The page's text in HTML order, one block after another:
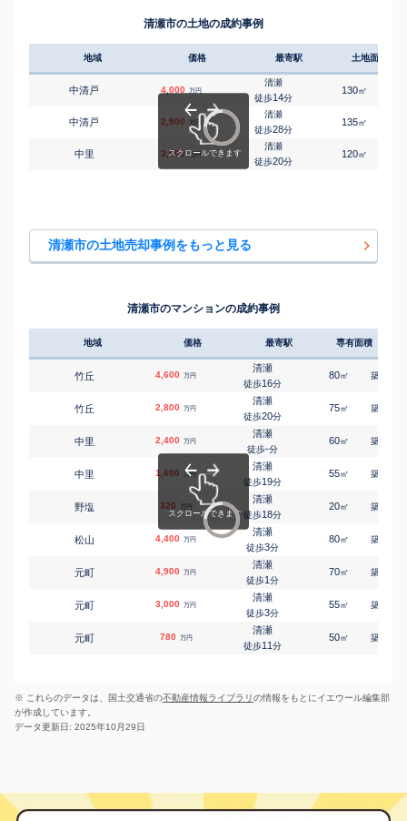
清瀬
徒歩15分
中里 5,300 万円
18分
130㎡ 100
万円
清瀬
20分
万円
清瀬
21分
3,200
秋津
野塩 5,000 万円
徒歩
120㎡
野塩 5,000 万円 120㎡ 100
徒歩6分
清瀬市の土地の成約事例
地域 価格 最寄駅 土地面積
中清戸 4,000 万円
清瀬
徒歩14分
130㎡
中清戸 2,900 万円
清瀬
徒歩28分
135㎡
中里 3,900 万円
清瀬
徒歩20分
120㎡
清瀬市の土地売却事例をもっと見る
清瀬市のマンションの成約事例
地域 価格 最寄駅 専有面積
竹丘 4,600 万円
清瀬
徒歩16分
80㎡ 築
竹丘 2,800 万円
清瀬
徒歩20分
75㎡ 築
中里 2,400 万円
清瀬
徒歩-分
60㎡ 築
中里 1,600 万円
清瀬
徒歩19分
55㎡ 築
野塩 320 万円
清瀬
徒歩18分
20㎡ 築
松山 4,400 万円
清瀬
徒歩3分
80㎡ 築
元町 4,900 万円
清瀬
徒歩1分
70㎡ 築
元町 3,000 万円
清瀬
徒歩3分
55㎡ 築
元町 780 万円
清瀬
徒歩11分
50㎡ 築
※ これらのデータは、国土交通省の不動産情報ライブラリの情報をもとにイエウール編集部
が作成しています。
データ更新日: 2025年10月29日